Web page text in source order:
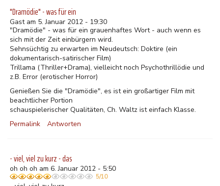
"Dramödie" - was für ein
Gast am 5. Januar 2012 - 19:30
"Dramödie" - was für ein grauenhaftes Wort - auch wenn es
sich mit der Zeit einbürgern wird.
Sehnsüchtig zu erwarten im Neudeutsch: Doktire (ein
dokumentarisch-satirischer Film)
Trillama (Thriller+Drama), vielleicht noch Psychothrillödie und
z.B. Error (erotischer Horror)
Genießen Sie die "Dramödie", es ist ein großartiger Film mit
beachtlicher Portion
schauspielerischer Qualitäten, Ch. Waltz ist einfach Klasse.
Permalink
Antworten
- viel, viel zu kurz - das
oh oh oh am 6. Januar 2012 - 5:50
5/10